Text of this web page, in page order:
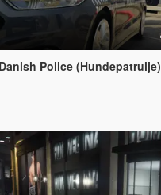
Police (Hundepatrulje)